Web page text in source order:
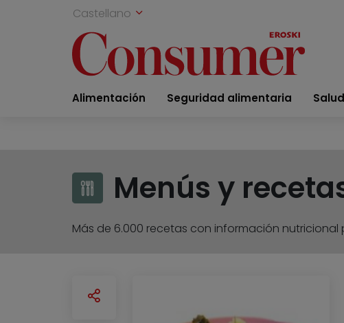
Castellano
Alimentación Seguridad alimentaria Salud
Menús y
Más de 6.000 recetas con información nutricional